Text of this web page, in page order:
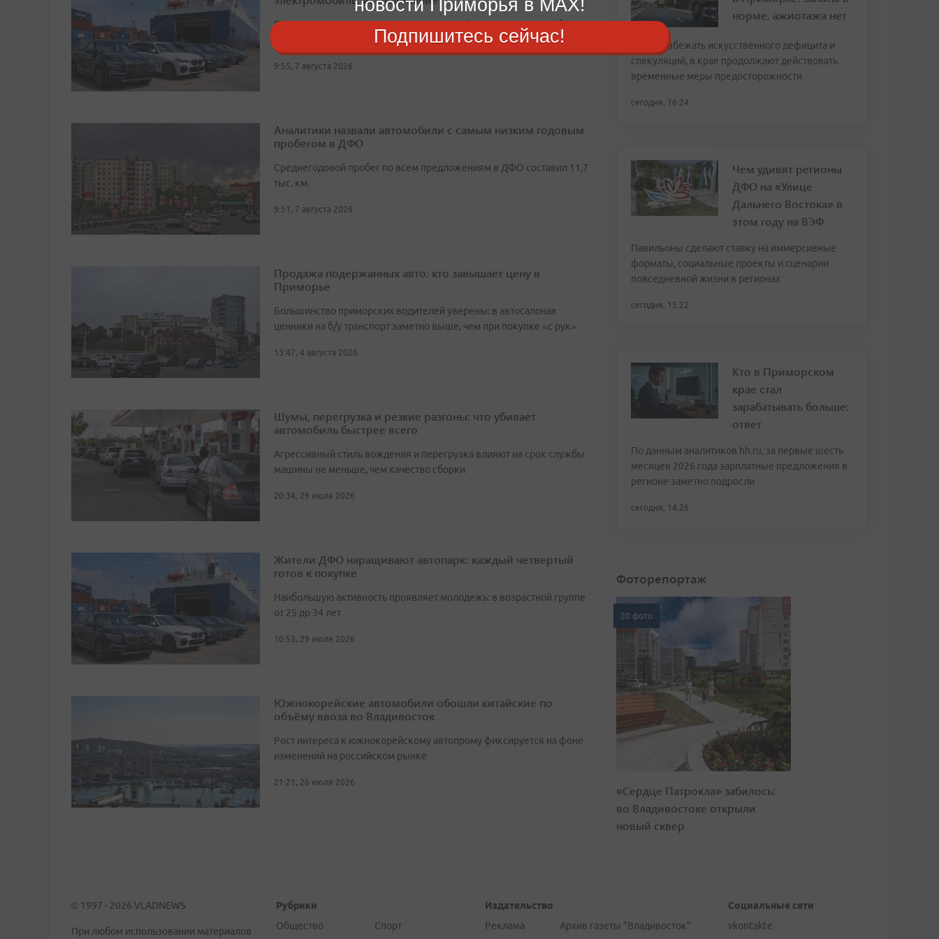
Большинство потенциальных покупателей ориентируются на бюджет
9:55, 7 августа 2026
Аналитики назвали автомобили с самым низким годовым
пробегом в ДФО
Среднегодовой пробег по всем предложениям в ДФО составил 11,7
тыс. км.
9:51, 7 августа 2026
Продажа подержанных авто: кто завышает цену в
Приморье
Большинство приморских водителей уверены: в автосалонах
ценники на б/у транспорт заметно выше, чем при покупке «с рук»
13:47, 4 августа 2026
Шумы, перегрузка и резкие разгоны: что убивает
автомобиль быстрее всего
Агрессивный стиль вождения и перегрузка влияют на срок службы
машины не меньше, чем качество сборки
20:34, 29 июля 2026
Жители ДФО наращивают автопарк: каждый четвертый
готов к покупке
Наибольшую активность проявляет молодежь: в возрастной группе
от 25 до 34 лет
10:53, 29 июля 2026
Южнокорейские автомобили обошли китайские по
объёму ввоза во Владивосток
Рост интереса к южнокорейскому автопрому фиксируется на фоне
изменений на российском рынке
21:21, 26 июля 2026
норме, ажиотажа нет
Чтобы избежать искусственного дефицита и
спекуляций, в крае продолжают действовать
временные меры предосторожности
сегодня, 16:24
Чем удивят регионы
ДФО на «Улице
Дальнего Востока» в
этом году на ВЭФ
Павильоны сделают ставку на иммерсивные
форматы, социальные проекты и сценарии
повседневной жизни в регионах
сегодня, 15:22
Кто в Приморском
крае стал
зарабатывать больше:
ответ
По данным аналитиков hh.ru, за первые шесть
месяцев 2026 года зарплатные предложения в
регионе заметно подросли
сегодня, 14:26
Фоторепортаж
20 фото
«Сердце Патрокла» забилось:
во Владивостоке открыли
новый сквер
© 1997 - 2026 VLADNEWS
При любом использовании материалов
Рубрики
Общество
Спорт
Издательство
Реклама
Архив газеты "Владивосток"
Социальные сети
vkontakte
новости Приморья в MAX!
Подпишитесь сейчас!